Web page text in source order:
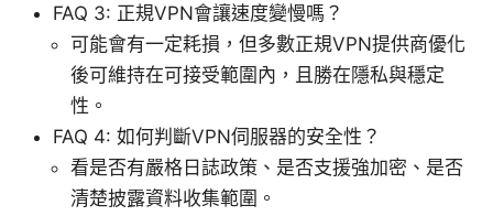
FAQ 3: 正規VPN會讓速度變慢嗎？
可能會有一定耗損，但多數正規VPN提供商優化
後可維持在可接受範圍內，且勝在隱私與穩定
性。
FAQ 4: 如何判斷VPN伺服器的安全性？
看是否有嚴格日誌政策、是否支援強加密、是否
清楚披露資料收集範圍。